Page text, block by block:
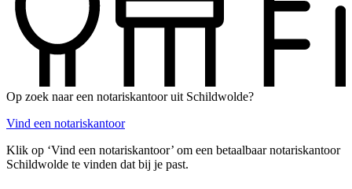
Op zoek naar een notariskantoor uit Schildwolde?
Vind een notariskantoor
Klik op ‘Vind een notariskantoor’ om een betaalbaar notariskantoor
Schildwolde te vinden dat bij je past.